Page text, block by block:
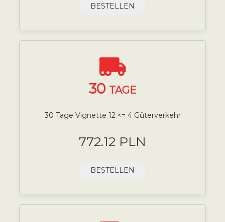
BESTELLEN
30 TAGE
30 Tage Vignette 12 <= 4 Güterverkehr
772.12 PLN
BESTELLEN